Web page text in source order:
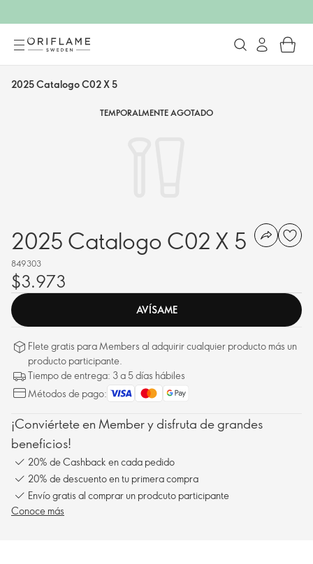
2025 Catalogo C02 X 5
TEMPORALMENTE AGOTADO
2025 Catalogo C02 X 5
849303
$3.973
AVÍSAME
Flete gratis para Members al adquirir cualquier producto más un
producto participante.
Tiempo de entrega: 3 a 5 días hábiles
Métodos de pago:
¡Conviértete en Member y disfruta de grandes
beneficios!
20% de Cashback en cada pedido
20% de descuento en tu primera compra
Envío gratis al comprar un prodcuto participante
Conoce más